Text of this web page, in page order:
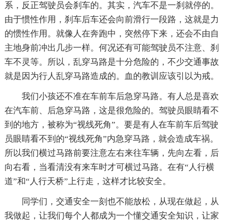
系，反正驾驶员会刹车的。其实，汽车不是一刹就停的。
由于惯性作用，刹车后车还会向前滑行一段路，这就是力
的惯性作用。就像人在奔跑中，突然停下来，还会不由自
主地身前冲出几步一样。何况还有可能驾驶员不注意、刹
车不灵等。所以，乱穿马路是十分危险的，不少交通事故
就是因为行人乱穿马路造成的。血的教训应该引以为戒。
我们小孩还不准在车前车后急穿马路。有人总是喜欢
在汽车前、后急穿马路，这是很危险的。驾驶员眼睛看不
到的地方，被称为“视线死角”。要是有人在车前车后驾驶
员眼睛看不到的“视线死角”内急穿马路，就会造成车祸。
所以我们横过马路前要注意左右来往车辆，先向左看，后
向右看，当看清没有来车时才可横过马路。在有“人行横
道”和“人行天桥”上行走，这样才比较安全。
同学们，交通安全一刻也不能放松，从现在做起，从
我做起，让我们每个人都成为一个懂交通安全知识，让家